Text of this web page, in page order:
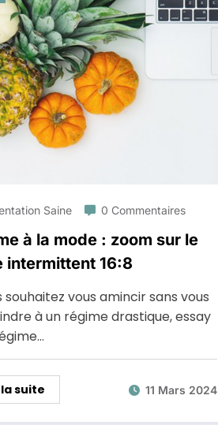
Saine 0 Commentaires
à la mode : zoom sur le
intermittent 16:8
souhaitez vous amincir sans vous
à un régime drastique, essay
suite 11 Mars 2024